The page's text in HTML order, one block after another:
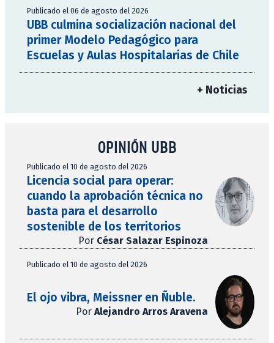
Publicado el 06 de agosto del 2026
UBB culmina socialización nacional del
primer Modelo Pedagógico para
Escuelas y Aulas Hospitalarias de Chile
+ Noticias
OPINIÓN UBB
Publicado el 10 de agosto del 2026
Licencia social para operar:
cuando la aprobación técnica no
basta para el desarrollo
sostenible de los territorios
Por César Salazar Espinoza
Publicado el 10 de agosto del 2026
El ojo vibra, Meissner en Ñuble.
Por Alejandro Arros Aravena